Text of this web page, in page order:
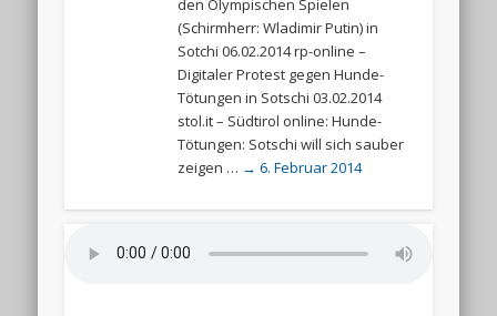
den Olympischen Spielen
(Schirmherr: Wladimir Putin) in
Sotchi 06.02.2014 rp-online –
Digitaler Protest gegen Hunde-
Tötungen in Sotschi 03.02.2014
stol.it – Südtirol online: Hunde-
Tötungen: Sotschi will sich sauber
zeigen … → 6. Februar 2014